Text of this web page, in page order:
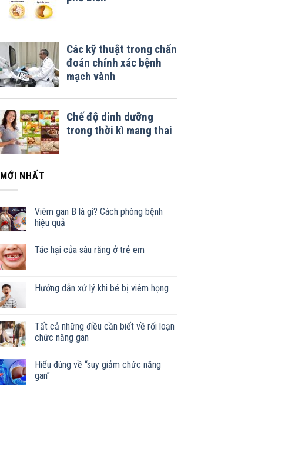
MỚI NHẤT
Viêm gan B là gì? Cách phòng bệnh
hiệu quả
Tác hại của sâu răng ở trẻ em
Hướng dẫn xử lý khi bé bị viêm họng
Tất cả những điều cần biết về rối loạn
chức năng gan
Hiểu đúng về “suy giảm chức năng
gan”